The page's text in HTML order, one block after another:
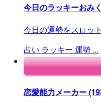
今日のラッキーおみ
今日の運勢をスロッ
占い ラッキー 運勢 ...
恋愛能力メーカー